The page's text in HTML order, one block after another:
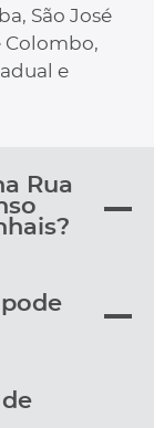
São José
Colombo,
e
Rua